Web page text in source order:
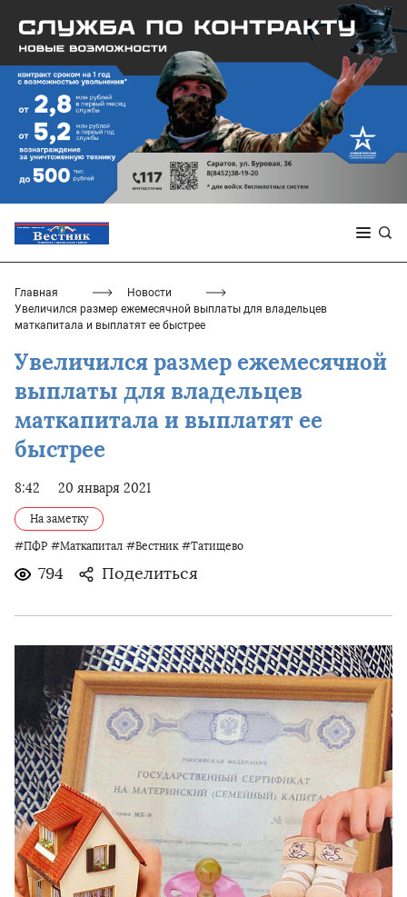
Главная
Новости
Увеличился размер ежемесячной выплаты для владельцев
маткапитала и выплатят ее быстрее
Увеличился размер ежемесячной
выплаты для владельцев
маткапитала и выплатят ее
быстрее
8:42 20 января 2021
На заметку
#ПФР #Маткапитал #Вестник #Татищево
794 Поделиться